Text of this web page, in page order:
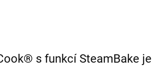
s funkcí SteamBake je